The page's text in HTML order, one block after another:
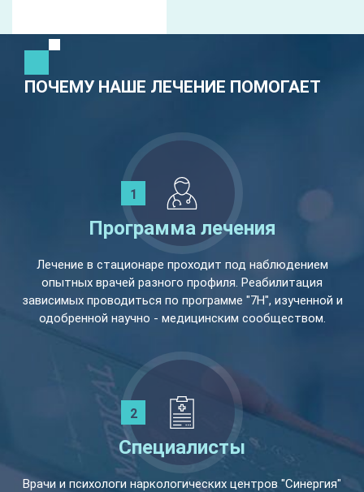
ПОЧЕМУ НАШЕ ЛЕЧЕНИЕ ПОМОГАЕТ
Программа лечения
Лечение в стационаре проходит под наблюдением
опытных врачей разного профиля. Реабилитация
зависимых проводиться по программе "7Н", изученной и
одобренной научно - медицинским сообществом.
Специалисты
Врачи и психологи наркологических центров "Синергия"